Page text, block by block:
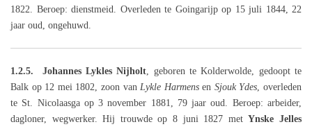
1822. Beroep: dienstmeid. Overleden te Goingarijp op 15 juli 1844, 22
jaar oud, ongehuwd.
1.2.5. Johannes Lykles Nijholt, geboren te Kolderwolde, gedoopt te
Balk op 12 mei 1802, zoon van Lykle Harmens en Sjouk Ydes, overleden
te St. Nicolaasga op 3 november 1881, 79 jaar oud. Beroep: arbeider,
dagloner, wegwerker. Hij trouwde op 8 juni 1827 met Ynske Jelles